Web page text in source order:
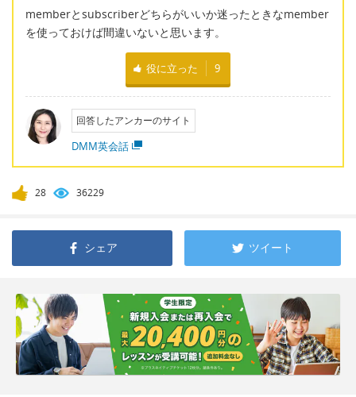
memberとsubscriberどちらがいいか迷ったときなmember
を使っておけば間違いないと思います。
役に立った 9
回答したアンカーのサイト
DMM英会話
28 36229
シェア ツイート